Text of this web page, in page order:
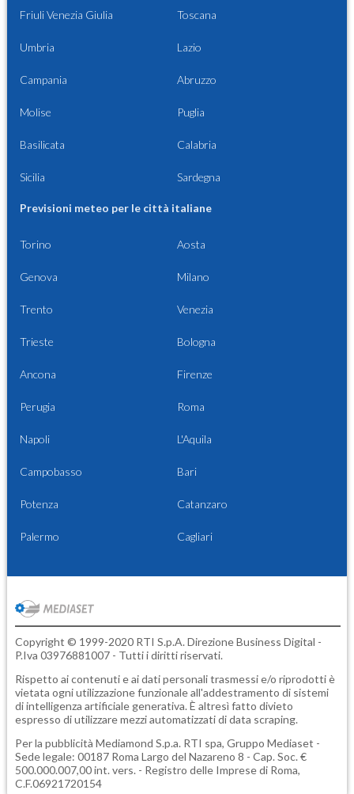
Friuli Venezia Giulia Toscana
Umbria Lazio
Campania Abruzzo
Molise Puglia
Basilicata Calabria
Sicilia Sardegna
Previsioni meteo per le città italiane
Torino Aosta
Genova Milano
Trento Venezia
Trieste Bologna
Ancona Firenze
Perugia Roma
Napoli L'Aquila
Campobasso Bari
Potenza Catanzaro
Palermo Cagliari
Copyright © 1999-2020 RTI S.p.A. Direzione Business Digital -
P.Iva 03976881007 - Tutti i diritti riservati.
Rispetto ai contenuti e ai dati personali trasmessi e/o riprodotti è
vietata ogni utilizzazione funzionale all'addestramento di sistemi
di intelligenza artificiale generativa. È altresì fatto divieto
espresso di utilizzare mezzi automatizzati di data scraping.
Per la pubblicità Mediamond S.p.a. RTI spa, Gruppo Mediaset -
Sede legale: 00187 Roma Largo del Nazareno 8 - Cap. Soc. €
500.000.007,00 int. vers. - Registro delle Imprese di Roma,
C.F.06921720154